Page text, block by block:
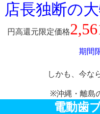
店長独断の
円高還元限定価格
期間
しかも、今な
※沖縄・離島
電動歯